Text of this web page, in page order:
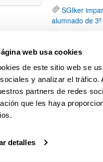
web usa cookies
de este sitio web se
y analizar el tráfico.
partners de redes
que les haya
detalles
SGIker
alumnado de
UPV/EHU